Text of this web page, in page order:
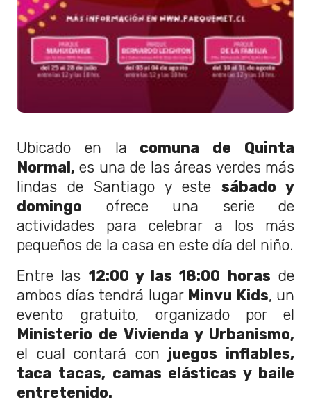
Ubicado en la comuna de Quinta
Normal, es una de las áreas verdes más
lindas de Santiago y este sábado y
domingo ofrece una serie de
actividades para celebrar a los más
pequeños de la casa en este día del niño.
Entre las12:00 y las 18:00 horas de
ambos días tendrá lugar Minvu Kids, un
evento gratuito, organizado por el
Ministerio de Vivienda y Urbanismo,
el cual contará con juegos inflables,
taca tacas, camas elásticas y baile
entretenido.